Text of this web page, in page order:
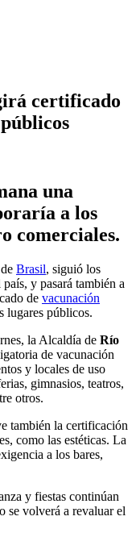
certificado
una
a los
comerciales.
Brasil, siguió los
y pasará también a
de vacunación
lugares públicos.
la Alcaldía de Río
de vacunación
y locales de uso
gimnasios, teatros,
otros.
también la certificación
como las estéticas. La
a los bares,
y fiestas continúan
se volverá a revaluar el